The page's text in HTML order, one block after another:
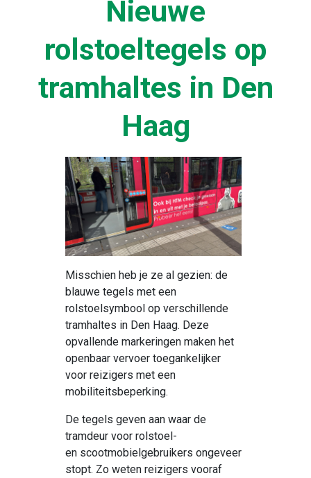
Nieuwe
rolstoeltegels op
tramhaltes in Den
Haag
Misschien heb je ze al gezien: de
blauwe tegels met een
rolstoelsymbool op verschillende
tramhaltes in Den Haag. Deze
opvallende markeringen maken het
openbaar vervoer toegankelijker
voor reizigers met een
mobiliteitsbeperking.
De tegels geven aan waar de
tramdeur voor rolstoel-
en scootmobielgebruikers ongeveer
stopt. Zo weten reizigers vooraf